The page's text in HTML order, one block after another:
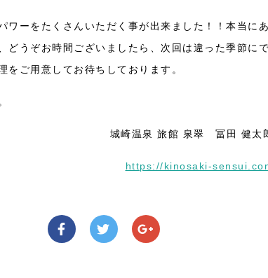
ワーをたくさんいただく事が出来ました！！本当にあ
どうぞお時間ございましたら、次回は違った季節にで
ご用意してお待ちしております。
城崎温泉 旅館 泉翠 冨田 健太
https://kinosaki-